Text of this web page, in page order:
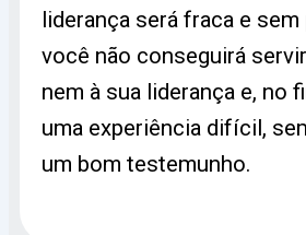
liderança será fraca e
você não conseguirá
nem à sua liderança e, no
uma experiência difícil,
um bom testemunho.